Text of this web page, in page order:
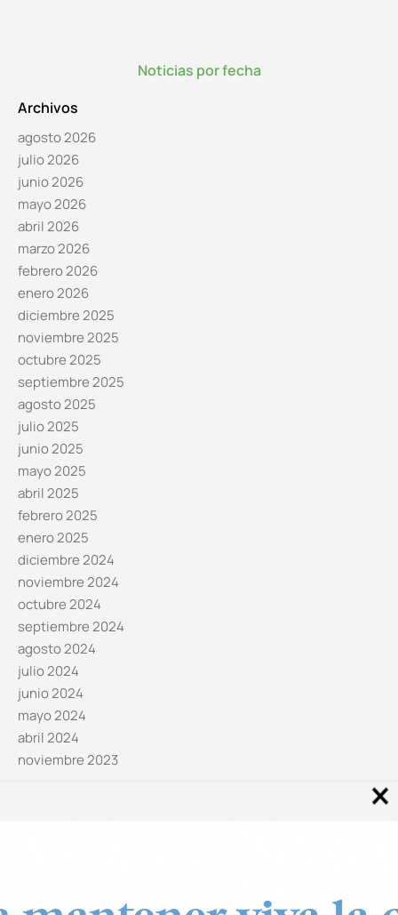
Noticias por fecha
Archivos
agosto 2026
julio 2026
junio 2026
mayo 2026
abril 2026
marzo 2026
febrero 2026
enero 2026
diciembre 2025
noviembre 2025
octubre 2025
septiembre 2025
agosto 2025
julio 2025
junio 2025
mayo 2025
abril 2025
febrero 2025
enero 2025
diciembre 2024
noviembre 2024
octubre 2024
septiembre 2024
agosto 2024
julio 2024
junio 2024
mayo 2024
abril 2024
noviembre 2023